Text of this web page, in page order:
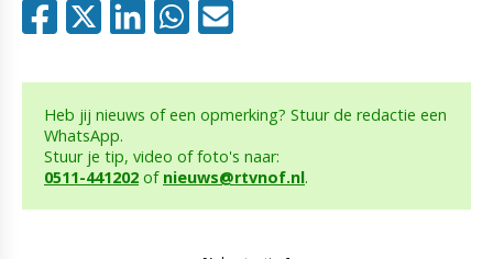
Heb jij nieuws of een opmerking? Stuur de redactie een
WhatsApp.
Stuur je tip, video of foto's naar:
0511-441202 of nieuws@rtvnof.nl.